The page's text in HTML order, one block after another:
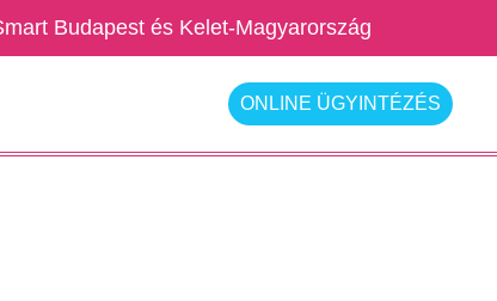
Budapest és Kelet-Magyarország
ONLINE ÜGYINTÉZÉS